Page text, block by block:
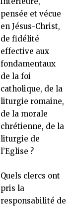
pensée et vécue
en Jésus-Christ,
de fidélité
effective aux
fondamentaux
de la foi
catholique, de la
liturgie romaine,
de la morale
chrétienne, de la
liturgie de
l’Eglise ?
Quels clercs ont
pris la
responsabilité de